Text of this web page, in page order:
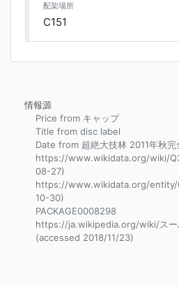
配架場所
C151
情報源
Price from キャップ
Title from disc label
Date from 超絶大技林 2011年秋
https://www.wikidata.org/wiki/
08-27)
https://www.wikidata.org/entity/
10-30)
PACKAGE0008298
https://ja.wikipedia.org/wiki/スー
(accessed 2018/11/23)